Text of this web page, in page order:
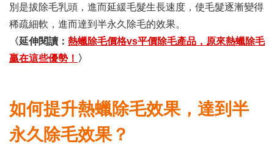
別是拔除毛乳頭，進而延緩毛髮生長速度，使毛髮逐漸變得
稀疏細軟，進而達到半永久除毛的效果。
〈延伸閱讀： 熱蠟除毛價格vs平價除毛產品，原來熱蠟除毛
贏在這些優勢！ 〉
如何提升熱蠟除毛效果，達到半
永久除毛效果？